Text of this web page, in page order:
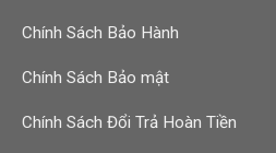
Chính Sách Bảo Hành
Chính Sách Bảo mật
Chính Sách Đổi Trả Hoàn Tiền